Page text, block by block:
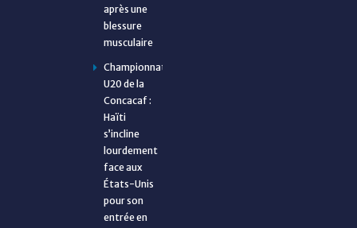
après une
blessure
musculaire
Championnat
U20 de la
Concacaf :
Haïti
s’incline
lourdement
face aux
États-Unis
pour son
entrée en